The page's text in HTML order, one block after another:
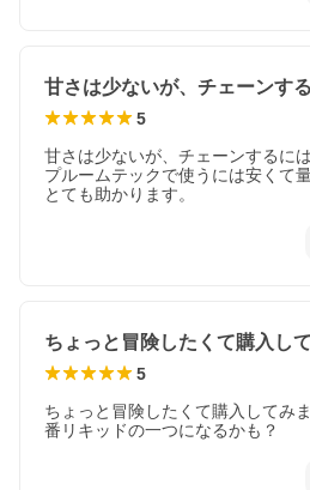
5
甘さは少ないが、チェーンするに
プルームテックで使うには安くて
とても助かります。
5
ちょっと冒険したくて購入してみ
番リキッドの一つになるかも？